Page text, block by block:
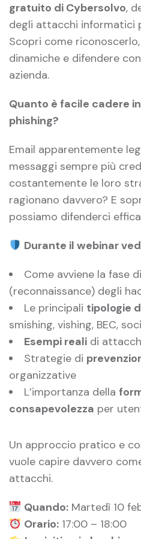
gratuito di Cybersolvo,
degli attacchi informatici
Scopri come
dinamiche e difendere
azienda.
Quanto è facile cadere
phishing?
Email apparentemente
messaggi sempre più
costantemente le loro
ragionano davvero? E
possiamo difenderci
Durante il webinar
Come avviene la fase di
(reconnaissance) degli
Le principali tipologie
smishing, vishing, BEC,
Esempi reali di
Strategie di
organizzative
L’importanza della
consapevolezza per
Un approccio pratico e
vuole capire davvero
attacchi.
Quando:Martedì 10
Orario:17:00 – 18:00